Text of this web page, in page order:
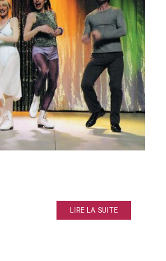
LIRE LA SUITE